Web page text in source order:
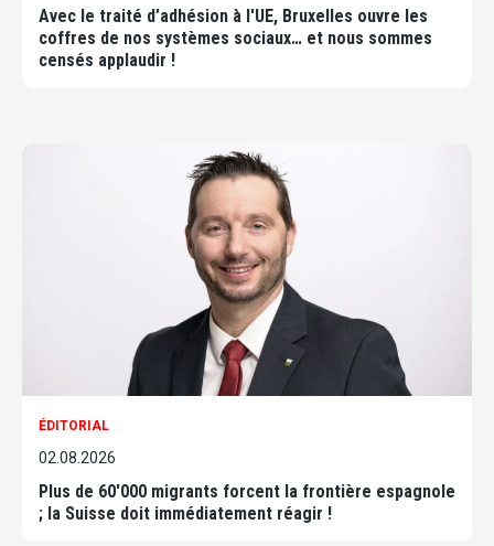
Avec le traité d’adhésion à l'UE, Bruxelles ouvre les
coffres de nos systèmes sociaux… et nous sommes
censés applaudir !
ÉDITORIAL
02.08.2026
Plus de 60'000 migrants forcent la frontière espagnole
; la Suisse doit immédiatement réagir !